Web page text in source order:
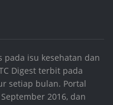
pada isu kesehatan dan
Digest terbit pada
setiap bulan. Portal
2016, dan